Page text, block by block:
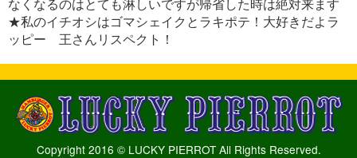
★私のイチオシはゴマシェイクとラキポテ！大好きだよラ
ッピー 王さんリスペクト！
Copyright 2016 © LUCKY PIERROT All Rights Reserved.